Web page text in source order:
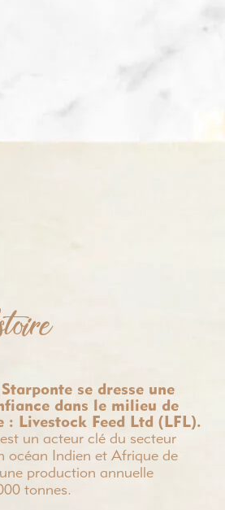
se dresse une
dans le milieu de
: Livestock Feed Ltd (LFL).
un acteur clé du secteur
océan Indien et Afrique de
une production annuelle
tonnes.